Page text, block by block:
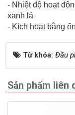
- Nhiệt độ hoạt
xanh lá
- Kích hoạt bằng
Từ khóa: Đầu
Sản phẩm liên